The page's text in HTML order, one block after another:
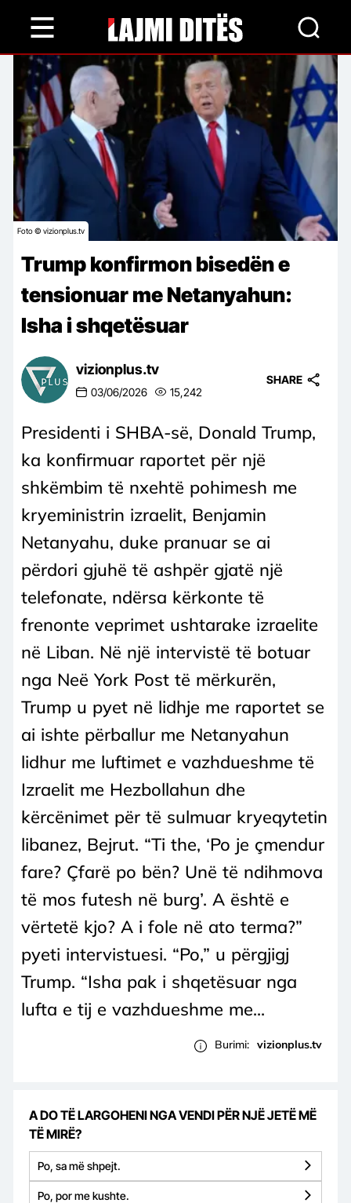
content
Foto © vizionplus.tv
Trump konfirmon bisedën e
tensionuar me Netanyahun:
Isha i shqetësuar
vizionplus.tv
03/06/2026 15,242
SHARE
Presidenti i SHBA-së, Donald Trump,
ka konfirmuar raportet për një
shkëmbim të nxehtë pohimesh me
kryeministrin izraelit, Benjamin
Netanyahu, duke pranuar se ai
përdori gjuhë të ashpër gjatë një
telefonate, ndërsa kërkonte të
frenonte veprimet ushtarake izraelite
në Liban. Në një intervistë të botuar
nga Neë York Post të mërkurën,
Trump u pyet në lidhje me raportet se
ai ishte përballur me Netanyahun
lidhur me luftimet e vazhdueshme të
Izraelit me Hezbollahun dhe
kërcënimet për të sulmuar kryeqytetin
libanez, Bejrut. “Ti the, ‘Po je çmendur
fare? Çfarë po bën? Unë të ndihmova
të mos futesh në burg’. A është e
vërtetë kjo? A i fole në ato terma?”
pyeti intervistuesi. “Po,” u përgjigj
Trump. “Isha pak i shqetësuar nga
lufta e tij e vazhdueshme me...
Burimi: vizionplus.tv
A DO TË LARGOHENI NGA VENDI PËR NJË JETË MË
TË MIRË?
Po, sa më shpejt.
Po, por me kushte.